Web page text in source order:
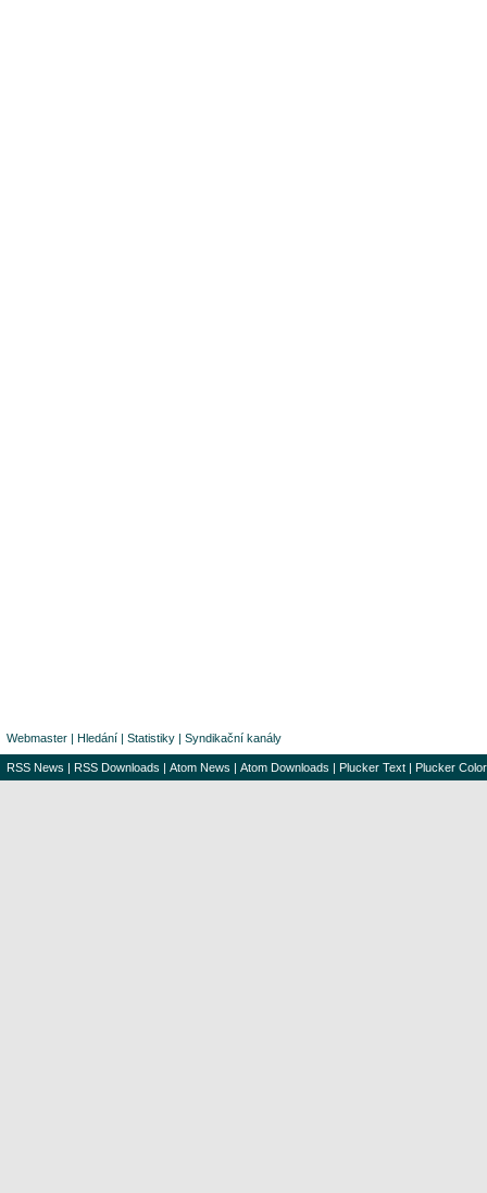
Webmaster | Hledání | Statistiky | Syndikační kanály
RSS News | RSS Downloads | Atom News | Atom Downloads | Plucker Text | Plucker Color